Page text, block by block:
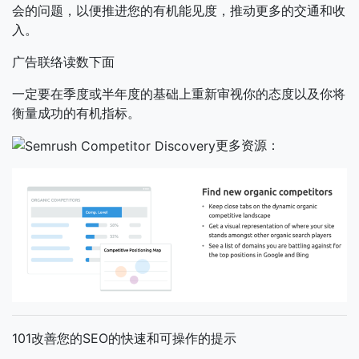
会的问题，以便推进您的有机能见度，推动更多的交通和收
入。
广告联络读数下面
一定要在季度或半年度的基础上重新审视你的态度以及你将
衡量成功的有机指标。
更多资源：
101改善您的SEO的快速和可操作的提示